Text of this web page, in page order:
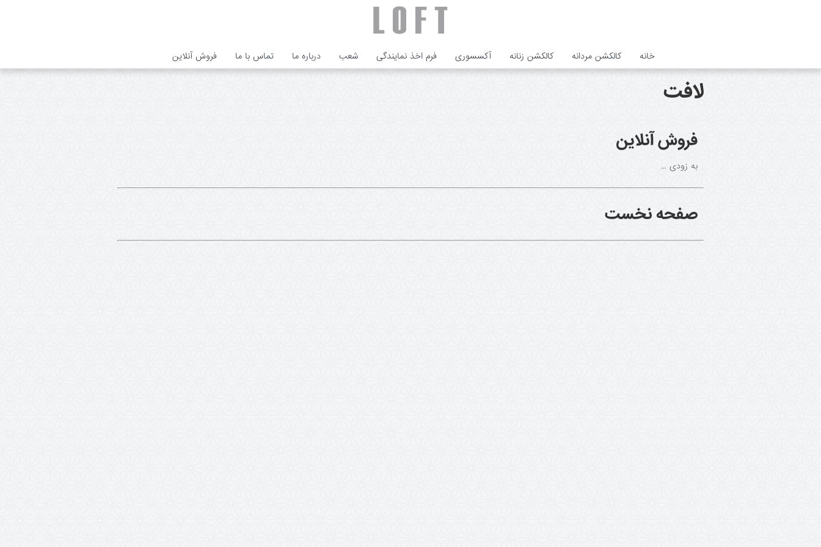
خانه کالکشن مردانه کالکشن زنانه آکسسوری فرم اخذ نمایندگی شعب درباره ما تماس با ما فروش آنلاین
لافت
فروش آنلاین
به زودی …
صفحه نخست